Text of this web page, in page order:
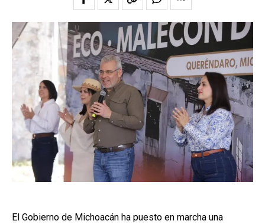
El Gobierno de Michoacán ha puesto en marcha una